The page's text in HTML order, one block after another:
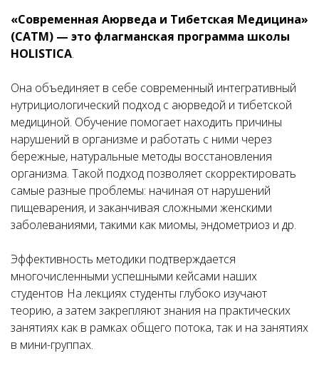
«Современная Аюрведа и Тибетская Медицина»
(САТМ) — это флагманская программа школы
HOLISTICA.
Она объединяет в себе современный интегративный
нутрициологический подход с аюрведой и тибетской
медициной. Обучение помогает находить причины
нарушений в организме и работать с ними через
бережные, натуральные методы восстановления
организма. Такой подход позволяет скорректировать
самые разные проблемы: начиная от нарушений
пищеварения, и заканчивая сложными женскими
заболеваниями, такими как миомы, эндометриоз и др.
Эффективность методики подтверждается
многочисленными успешными кейсами наших
студентов На лекциях студенты глубоко изучают
теорию, а затем закрепляют знания на практических
занятиях как в рамках общего потока, так и на занятиях
в мини-группах.